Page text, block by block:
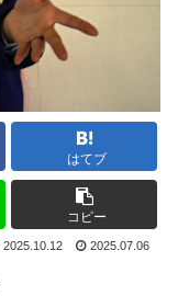
はてブ
コピー
2025.10.12 2025.07.06